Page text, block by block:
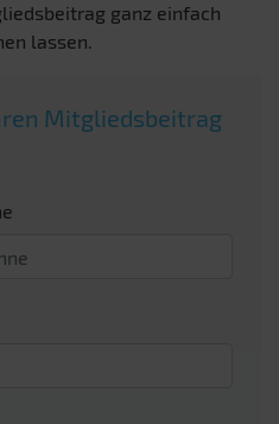
ganz einfach
lassen.
Mitgliedsbeitrag